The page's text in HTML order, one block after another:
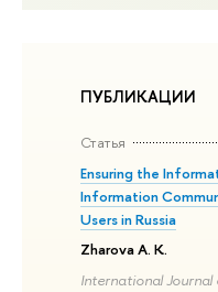
ПУБЛИКАЦИИ
Статья
Ensuring the
Information
Users in Russia
Zharova A. K.
International